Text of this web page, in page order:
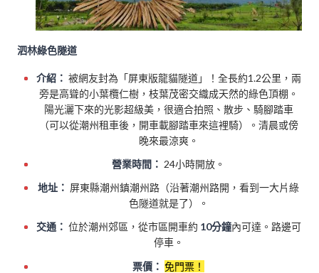
泗林綠色隧道
介紹： 被網友封為「屏東版龍貓隧道」！全長約1.2公里，兩
旁是高聳的小葉欖仁樹，枝葉茂密交織成天然的綠色頂棚。
陽光灑下來的光影超級美，很適合拍照、散步、騎腳踏車
（可以從潮州租車後，開車載腳踏車來這裡騎）。清晨或傍
晚來最涼爽。
營業時間： 24小時開放。
地址： 屏東縣潮州鎮潮州路（沿著潮州路開，看到一大片綠
色隧道就是了）。
交通： 位於潮州郊區，從市區開車約 10分鐘內可達。路邊可
停車。
票價： 免門票！